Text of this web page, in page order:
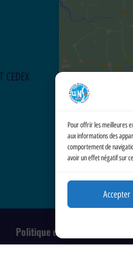
Pour offrir les meilleures
aux informations des
comportement de
avoir un effet négatif sur
Accepter
Politique de cookies (UE)